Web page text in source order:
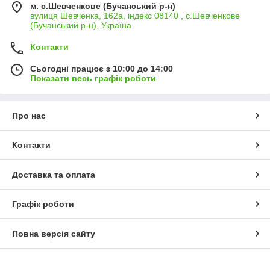
м. с.Шевченкове (Бучанський р-н)
вулиця Шевченка, 162а, індекс 08140 , с.Шевченкове
(Бучанський р-н), Україна
Контакти
Сьогодні працює з 10:00 до 14:00
Показати весь графік роботи
Про нас
Контакти
Доставка та оплата
Графік роботи
Повна версія сайту